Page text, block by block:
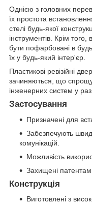
Однією з головних
їх простота
стелі будь-якої
інструментів. Крім
бути пофарбовані в
їх у будь-який інтер'єр.
Пластикові ревізійні
зачиняються, що
інженерних систем у
Застосування
Призначені для
Забезпечують
комунікацій.
Можливість
Захищені
Конструкція
Виготовлені з